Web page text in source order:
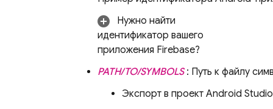
Нужно найти
идентификатор вашего
приложения Firebase?
PATH/TO/SYMBOLS: Путь к файлу
Экспорт в проект Android